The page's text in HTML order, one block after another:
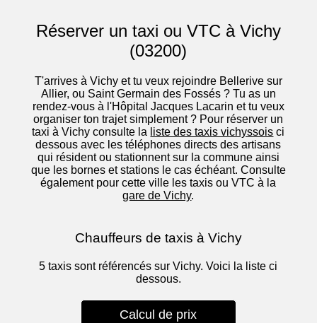
Réserver un taxi ou VTC à Vichy
(03200)
T'arrives à Vichy et tu veux rejoindre Bellerive sur
Allier, ou Saint Germain des Fossés ? Tu as un
rendez-vous à l'Hôpital Jacques Lacarin et tu veux
organiser ton trajet simplement ? Pour réserver un
taxi à Vichy consulte la liste des taxis vichyssois ci
dessous avec les téléphones directs des artisans
qui résident ou stationnent sur la commune ainsi
que les bornes et stations le cas échéant. Consulte
également pour cette ville les taxis ou VTC à la
gare de Vichy.
Chauffeurs de taxis à Vichy
5 taxis sont référencés sur Vichy. Voici la liste ci
dessous.
Calcul de prix